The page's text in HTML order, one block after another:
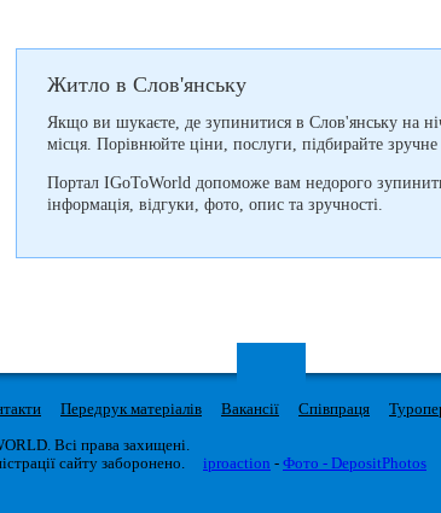
Житло в Слов'янську
Якщо ви шукаєте, де зупинитися в Слов'янську на
місця. Порівнюйте ціни, послуги, підбирайте
Портал IGoToWorld допоможе вам недорого
інформація, відгуки, фото, опис та зручності.
Передрук матеріалів Вакансії Співпраця
Всі права захищені.
сайту заборонено.
iproaction - Фото - DepositPhotos